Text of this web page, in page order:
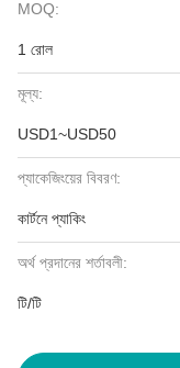
MOQ:
1 রোল
মূল্য:
USD1~USD50
প্যাকেজিংয়ের বিবরণ:
কার্টনে প্যাকিং
অর্থ প্রদানের শর্তাবলী:
টি/টি